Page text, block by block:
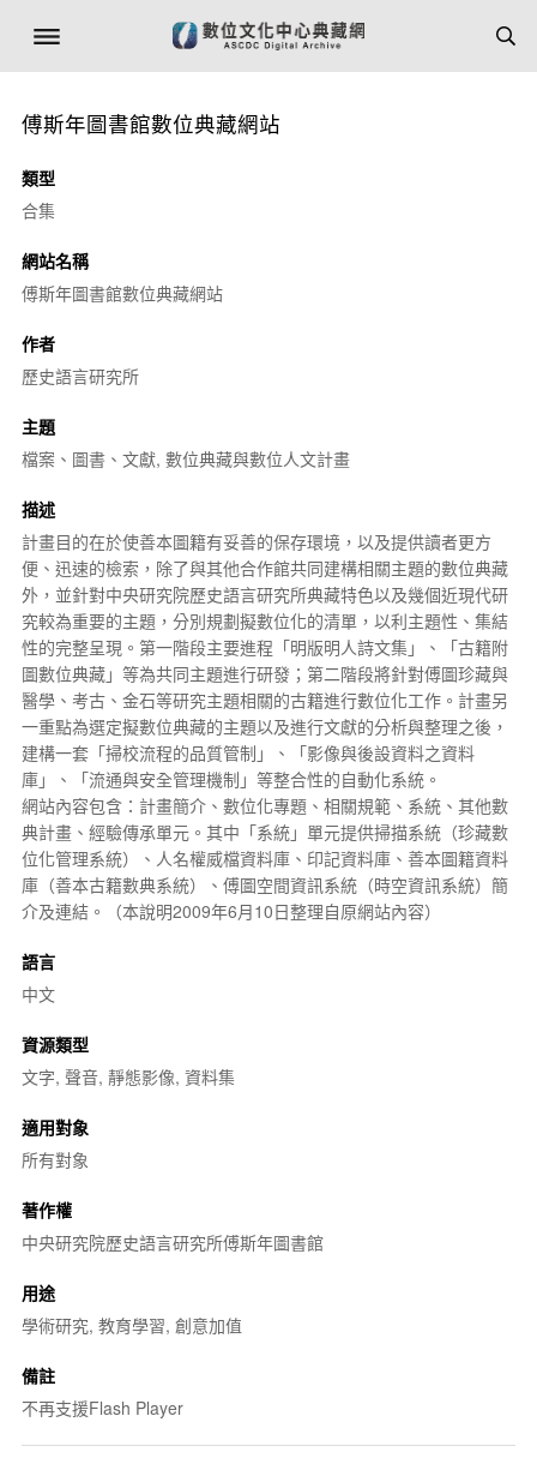
傅斯年圖書館數位典藏網站
類型
合集
網站名稱
傅斯年圖書館數位典藏網站
作者
歷史語言研究所
主題
檔案、圖書、文獻, 數位典藏與數位人文計畫
描述
計畫目的在於使善本圖籍有妥善的保存環境，以及提供讀者更方
便、迅速的檢索，除了與其他合作館共同建構相關主題的數位典藏
外，並針對中央研究院歷史語言研究所典藏特色以及幾個近現代研
究較為重要的主題，分別規劃擬數位化的清單，以利主題性、集結
性的完整呈現。第一階段主要進程「明版明人詩文集」、「古籍附
圖數位典藏」等為共同主題進行研發；第二階段將針對傅圖珍藏與
醫學、考古、金石等研究主題相關的古籍進行數位化工作。計畫另
一重點為選定擬數位典藏的主題以及進行文獻的分析與整理之後，
建構一套「掃校流程的品質管制」、「影像與後設資料之資料
庫」、「流通與安全管理機制」等整合性的自動化系統。
網站內容包含：計畫簡介、數位化專題、相關規範、系統、其他數
典計畫、經驗傳承單元。其中「系統」單元提供掃描系統（珍藏數
位化管理系統）、人名權威檔資料庫、印記資料庫、善本圖籍資料
庫（善本古籍數典系統）、傅圖空間資訊系統（時空資訊系統）簡
介及連結。（本說明2009年6月10日整理自原網站內容）
語言
中文
資源類型
文字, 聲音, 靜態影像, 資料集
適用對象
所有對象
著作權
中央研究院歷史語言研究所傅斯年圖書館
用途
學術研究, 教育學習, 創意加值
備註
不再支援Flash Player